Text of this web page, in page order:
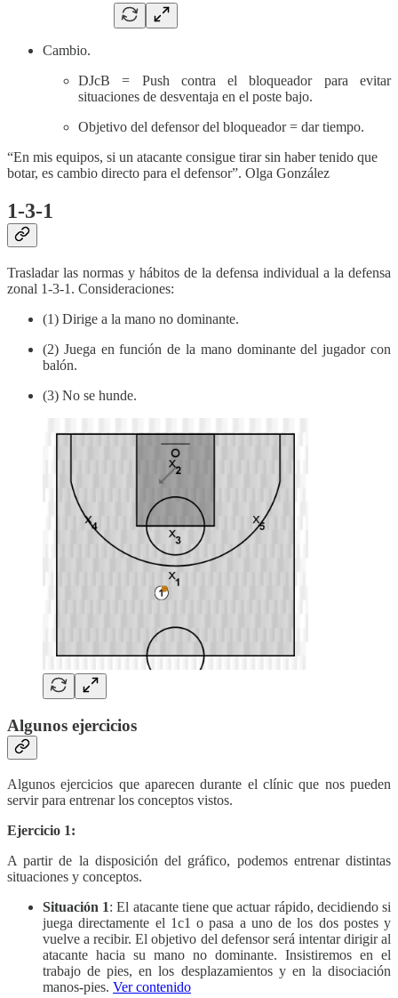
Cambio.
DJcB = Push contra el bloqueador para evitar
situaciones de desventaja en el poste bajo.
Objetivo del defensor del bloqueador = dar tiempo.
“En mis equipos, si un atacante consigue tirar sin haber tenido que
botar, es cambio directo para el defensor”. Olga González
1-3-1
Trasladar las normas y hábitos de la defensa individual a la defensa
zonal 1-3-1. Consideraciones:
(1) Dirige a la mano no dominante.
(2) Juega en función de la mano dominante del jugador con
balón.
(3) No se hunde.
Algunos ejercicios
Algunos ejercicios que aparecen durante el clínic que nos pueden
servir para entrenar los conceptos vistos.
Ejercicio 1:
A partir de la disposición del gráfico, podemos entrenar distintas
situaciones y conceptos.
Situación 1: El atacante tiene que actuar rápido, decidiendo si
juega directamente el 1c1 o pasa a uno de los dos postes y
vuelve a recibir. El objetivo del defensor será intentar dirigir al
atacante hacia su mano no dominante. Insistiremos en el
trabajo de pies, en los desplazamientos y en la disociación
manos-pies. Ver contenido